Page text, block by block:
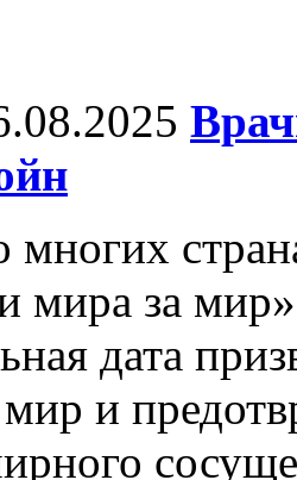
многих
мира за
дата
мир и